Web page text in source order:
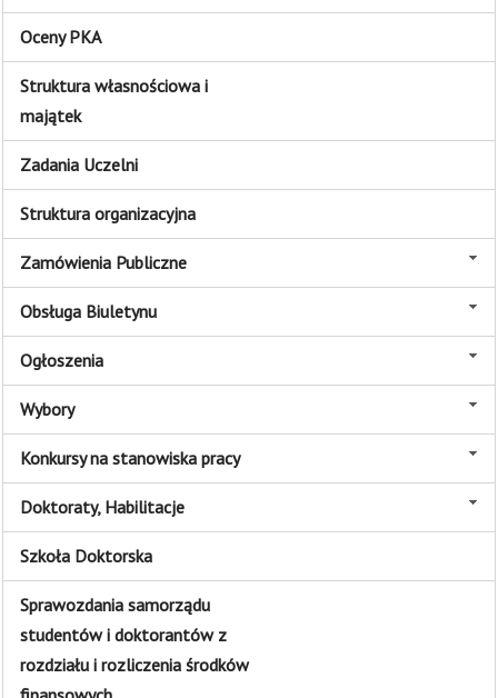
Oceny PKA
Struktura własnościowa i
majątek
Zadania Uczelni
Struktura organizacyjna
Zamówienia Publiczne
Obsługa Biuletynu
Ogłoszenia
Wybory
Konkursy na stanowiska pracy
Doktoraty, Habilitacje
Szkoła Doktorska
Sprawozdania samorządu
studentów i doktorantów z
rozdziału i rozliczenia środków